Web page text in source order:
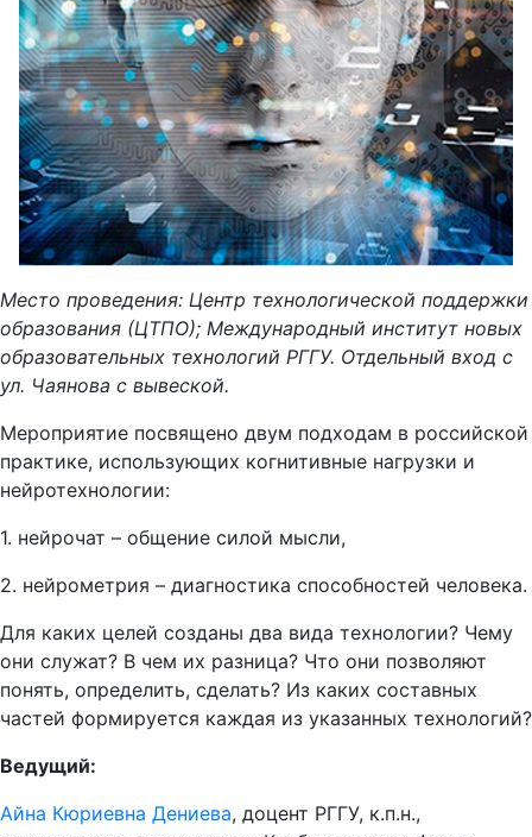
Место проведения: Центр технологической поддержки
образования (ЦТПО); Международный институт новых
образовательных технологий РГГУ. Отдельный вход с
ул. Чаянова с вывеской.
Мероприятие посвящено двум подходам в российской
практике, использующих когнитивные нагрузки и
нейротехнологии:
1. нейрочат – общение силой мысли,
2. нейрометрия – диагностика способностей человека.
Для каких целей созданы два вида технологии? Чему
они служат? В чем их разница? Что они позволяют
понять, определить, сделать? Из каких составных
частей формируется каждая из указанных технологий?
Ведущий:
Айна Кюриевна Дениева, доцент РГГУ, к.п.н.,